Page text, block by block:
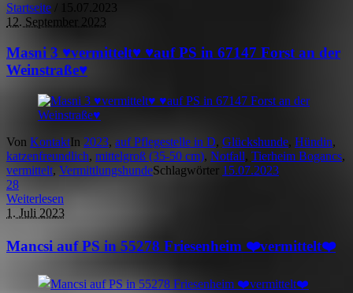
Startseite
15.07.2023
12. September 2023
Masni 3 ♥vermittelt♥ ♥auf PS in 67147 Forst an der
Weinstraße♥
Von KontaktIn 2023, auf Pflegestelle in D, Glückshunde, Hündin,
katzenfreundlich, mittelgroß (35-50 cm), Notfall, Tierheim Bogancs,
vermittelt, VermittlungshundeSchlagwörter 15.07.2023
28
Weiterlesen
1. Juli 2023
Mancsi auf PS in 55278 Friesenheim ❤️vermittelt❤️